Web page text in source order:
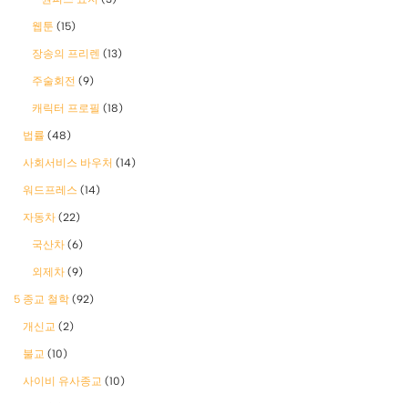
웹툰 (15)
장송의 프리렌 (13)
주술회전 (9)
캐릭터 프로필 (18)
법률 (48)
사회서비스 바우처 (14)
워드프레스 (14)
자동차 (22)
국산차 (6)
외제차 (9)
5 종교 철학 (92)
개신교 (2)
불교 (10)
사이비 유사종교 (10)